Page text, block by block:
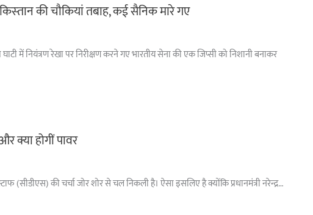
की चौकियां तबाह, कई सैनिक मारे गए
में नियंत्रण रेखा पर निरीक्षण करने गए भारतीय सेना की एक जिप्सी को निशानी बनाकर
क्या होगीं पावर
की चर्चा जोर शोर से चल निकली है। ऐसा इसलिए है क्योंकि प्रधानमंत्री नरेन्द्र…